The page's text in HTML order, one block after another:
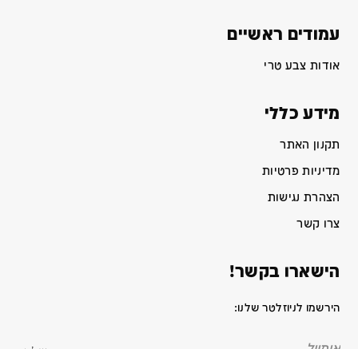
עמודים ראשיים
אודות צבע טרי
מידע כללי
תקנון האתר
מדיניות פרטיות
הצהרת נגישות
צרו קשר
הישארו בקשר!
הירשמו לניוזלטר שלנו: